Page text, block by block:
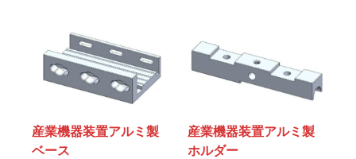
産業機器装置アルミ製
ベース
産業機器装置アルミ製
ホルダー